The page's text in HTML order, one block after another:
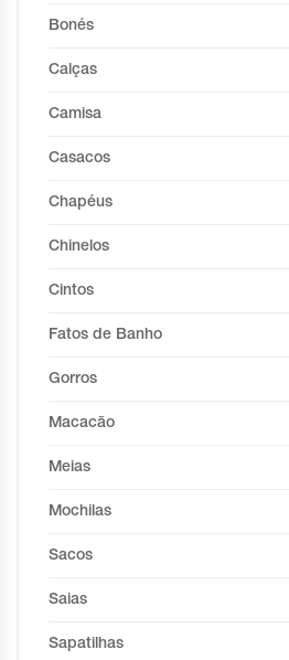
Bonés
Calças
Camisa
Casacos
Chapéus
Chinelos
Cintos
Fatos de Banho
Gorros
Macacão
Meias
Mochilas
Sacos
Saias
Sapatilhas